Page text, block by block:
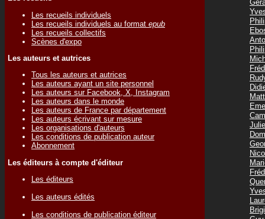
Les recueils individuels
Les recueils individuels au format epub
Les recueils collectifs
Scènes d'expo
Les auteurs et autrices
Tous les auteurs et autrices
Les auteurs ayant un site personnel
Les auteurs sur Facebook, X, Instagram
Les auteurs dans le monde
Les auteurs de France par département
Les auteurs écrivant sur mesure
Les organisations d'auteurs
Les conditions de publication auteur
Abonnement
Les éditeurs à compte d'éditeur
Les éditeurs
Les auteurs édités
Les conditions de publication éditeur